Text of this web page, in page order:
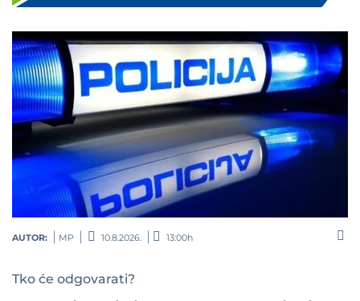
Šafarić: „Dolasci ovise o odlascima. Zadovoljan sam kadrom koji mi je na raspolaganju“
AUTOR: MP 10.8.2026. 13:00h
Tko će odgovarati?